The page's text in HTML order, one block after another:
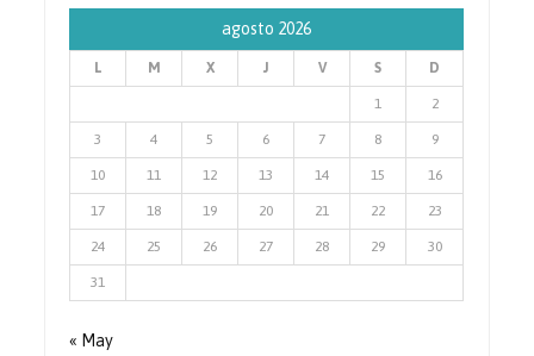
agosto 2026
L M X J V S D
1 2
3 4 5 6 7 8 9
10 11 12 13 14 15 16
17 18 19 20 21 22 23
24 25 26 27 28 29 30
31
« May